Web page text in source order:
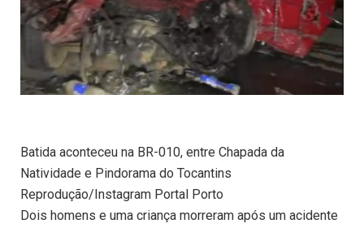
Batida aconteceu na BR-010, entre Chapada da
Natividade e Pindorama do Tocantins
Reprodução/Instagram Portal Porto
Dois homens e uma criança morreram após um acidente